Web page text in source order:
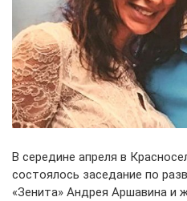
В середине апреля в
состоялось заседание по
«Зенита» Андрея Аршавина и